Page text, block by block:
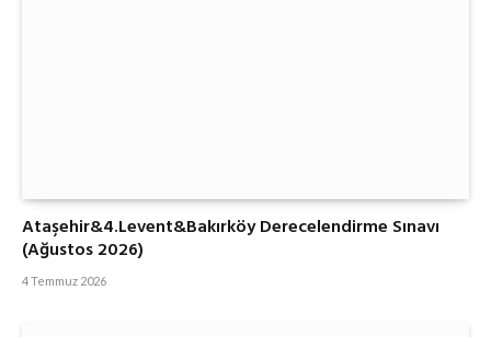
Ataşehir&4.Levent&Bakırköy Derecelendirme Sınavı
(Ağustos 2026)
4 Temmuz 2026